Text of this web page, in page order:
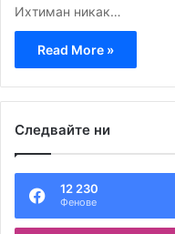
Ихтиман никак…
Read More »
Следвайте ни
12 230
Фенове